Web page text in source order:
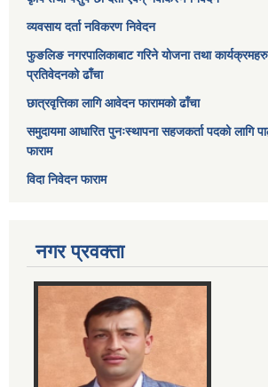
व्यवसाय दर्ता नविकरण निवेदन
फुङलिङ नगरपालिकाबाट गरिने योजना तथा
प्रतिवेदनको ढाँचा
छात्रवृत्तिका लागि आवेदन फारामको ढाँचा
समुदायमा आधारित पुनःस्थापना सहजकर्ता पदको लागि
फाराम
विदा निवेदन फाराम
नगर प्रवक्ता